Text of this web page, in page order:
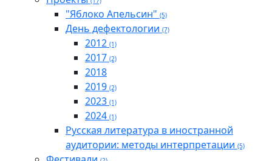
"Яблоко Апельсин" (5)
День дефектологии (7)
2012 (1)
2017 (2)
2018
2019 (2)
2023 (1)
2024 (1)
Русская литература в иностранной
аудитории: методы интерпретации (5)